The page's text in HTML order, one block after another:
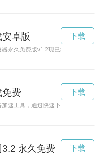
卓版
永久免费版v1.2现已推出！立即下载
下载
免费
速工具，通过快速下载安装，可以
下载
永久免费 下载